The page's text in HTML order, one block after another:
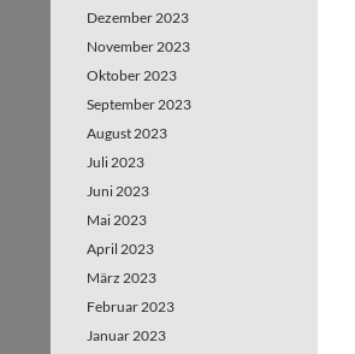
Dezember 2023
November 2023
Oktober 2023
September 2023
August 2023
Juli 2023
Juni 2023
Mai 2023
April 2023
März 2023
Februar 2023
Januar 2023